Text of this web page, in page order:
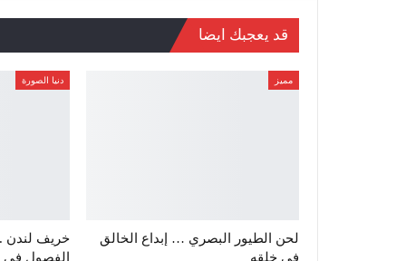
قد يعجبك ايضا
مميز
لحن الطيور البصري … إبداع الخالق
في خلقه
دنيا الصورة
خريف لندن
الفصول في